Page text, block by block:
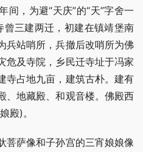
间，为避“天庆”的“天”字舍一
曾三建两迁，初建在镇靖堡南
兵站哨所，兵撤后改哨所为佛
危及寺院，乡民迁寺址于冯家
寺占地九亩，建筑古朴。建有
、地藏殿、和观音楼。佛殿西
殿)。
菩萨像和子孙宫的三宵娘娘像